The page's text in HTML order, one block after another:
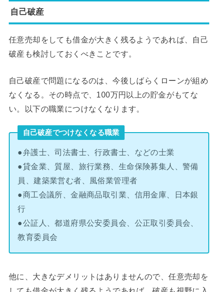
自己破産
任意売却をしても借金が大きく残るようであれば、自己
破産も検討しておくべきことです。
自己破産で問題になるのは、今後しばらくローンが組め
なくなる。その時点で、100万円以上の貯金がもてな
い。以下の職業につけなくなります。
自己破産でつけなくなる職業
●弁護士、司法書士、行政書士、などの士業
●貸金業、質屋、旅行業務、生命保険募集人、警備
員、建築業営む者、風俗業管理者
●商工会議所、金融商品取引業、信用金庫、日本銀
行
●公証人、都道府県公安委員会、公正取引委員会、
教育委員会
他に、大きなデメリットはありませんので、任意売却を